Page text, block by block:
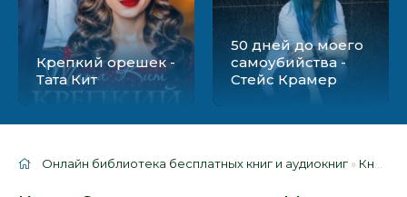
Крепкий орешек -
Тата Кит
50 дней до моего
самоубийства -
Стейс Крамер
Онлайн библиотека бесплатных книг и аудиокниг » Книги